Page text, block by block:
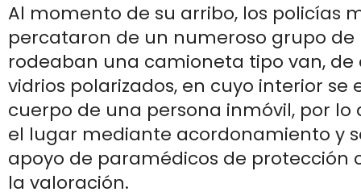
Al momento de su arribo, los policías
percataron de un numeroso grupo de
rodeaban una camioneta tipo van, de
vidrios polarizados, en cuyo interior se
cuerpo de una persona inmóvil, por lo
el lugar mediante acordonamiento y
apoyo de paramédicos de protección
la valoración.